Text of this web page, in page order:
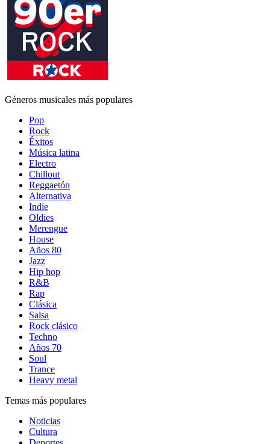
Géneros musicales más populares
Pop
Rock
Éxitos
Música latina
Electro
Chillout
Reggaetón
Alternativa
Indie
Oldies
Merengue
House
Años 80
Jazz
Hip hop
R&B
Rap
Clásica
Salsa
Rock clásico
Techno
Años 70
Soul
Trance
Heavy metal
Temas más populares
Noticias
Cultura